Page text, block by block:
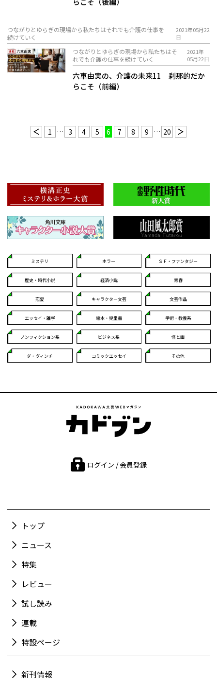
つながりとゆらぎの現場から――私たちはそれでも介護の仕事を
続けていく
2021年05月22
日
つながりとゆらぎの現場から――私たちはそ
れでも介護の仕事を続けていく
2021年
05月22日
六車由実の、介護の未来11 刹那的だか
らこそ（前編）
1 … 3 4 5 6 7 8 9 … 20
ミステリ ホラー ＳＦ・ファンタジー
歴史・時代小説 経済小説 青春
恋愛 キャラクター文芸 文芸作品
エッセイ・雑学 絵本・児童書 学術・教養系
ノンフィクション系 ビジネス系 怪と幽
ダ・ヴィンチ コミックエッセイ その他
ログイン / 会員登録
トップ
ニュース
特集
レビュー
試し読み
連載
特設ページ
新刊情報